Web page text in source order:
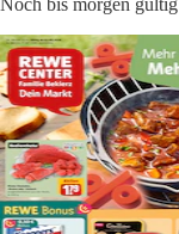
Noch bis morgen gültig